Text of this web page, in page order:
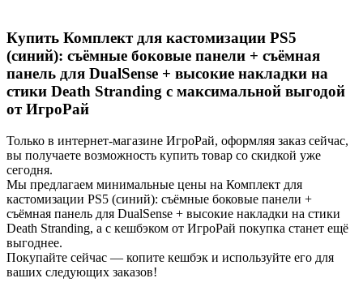
Купить Комплект для кастомизации PS5
(синий): съёмные боковые панели + съёмная
панель для DualSense + высокие накладки на
стики Death Stranding с максимальной выгодой
от ИгроРай
Только в интернет-магазине ИгроРай, оформляя заказ сейчас,
вы получаете возможность купить товар со скидкой уже
сегодня.
Мы предлагаем минимальные цены на Комплект для
кастомизации PS5 (синий): съёмные боковые панели +
съёмная панель для DualSense + высокие накладки на стики
Death Stranding, а с кешбэком от ИгроРай покупка станет ещё
выгоднее.
Покупайте сейчас — копите кешбэк и используйте его для
ваших следующих заказов!